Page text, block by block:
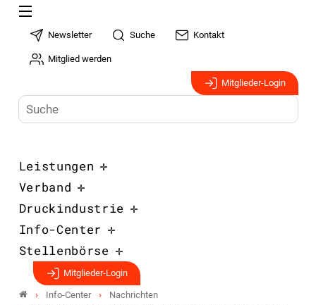
Newsletter Suche Kontakt
Mitglied werden
Mitglieder-Login
Leistungen
Verband
Druckindustrie
Info-Center
Stellenbörse
Mitglieder-Login
Info-Center
Nachrichten